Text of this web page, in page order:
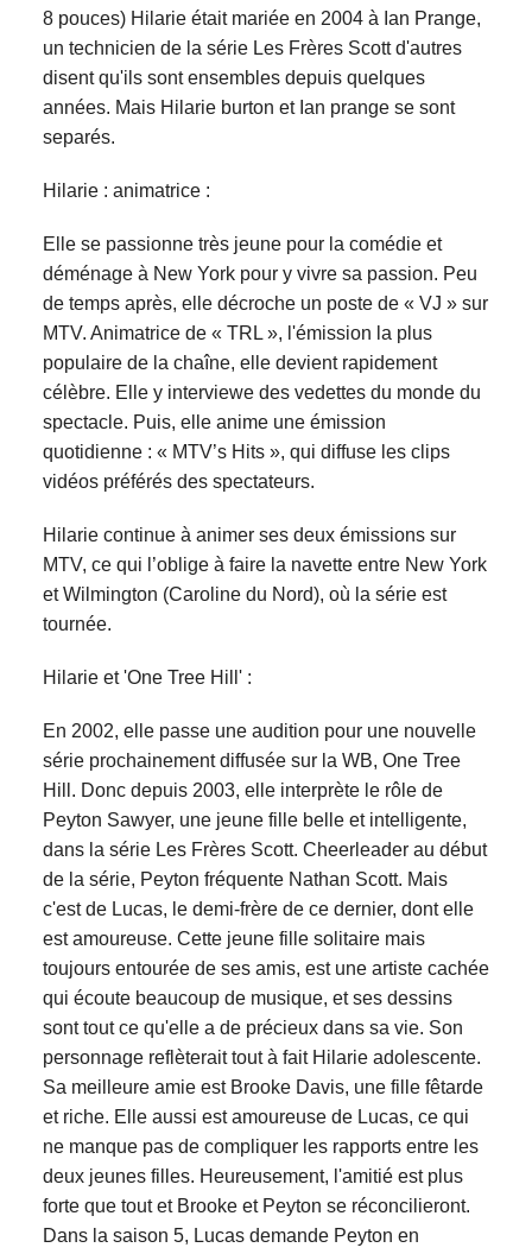
8 pouces) Hilarie était mariée en 2004 à Ian Prange,
un technicien de la série Les Frères Scott d'autres
disent qu'ils sont ensembles depuis quelques
années. Mais Hilarie burton et Ian prange se sont
separés.
Hilarie : animatrice :
Elle se passionne très jeune pour la comédie et
déménage à New York pour y vivre sa passion. Peu
de temps après, elle décroche un poste de « VJ » sur
MTV. Animatrice de « TRL », l'émission la plus
populaire de la chaîne, elle devient rapidement
célèbre. Elle y interviewe des vedettes du monde du
spectacle. Puis, elle anime une émission
quotidienne : « MTV’s Hits », qui diffuse les clips
vidéos préférés des spectateurs.
Hilarie continue à animer ses deux émissions sur
MTV, ce qui l’oblige à faire la navette entre New York
et Wilmington (Caroline du Nord), où la série est
tournée.
Hilarie et 'One Tree Hill' :
En 2002, elle passe une audition pour une nouvelle
série prochainement diffusée sur la WB, One Tree
Hill. Donc depuis 2003, elle interprète le rôle de
Peyton Sawyer, une jeune fille belle et intelligente,
dans la série Les Frères Scott. Cheerleader au début
de la série, Peyton fréquente Nathan Scott. Mais
c'est de Lucas, le demi-frère de ce dernier, dont elle
est amoureuse. Cette jeune fille solitaire mais
toujours entourée de ses amis, est une artiste cachée
qui écoute beaucoup de musique, et ses dessins
sont tout ce qu'elle a de précieux dans sa vie. Son
personnage reflèterait tout à fait Hilarie adolescente.
Sa meilleure amie est Brooke Davis, une fille fêtarde
et riche. Elle aussi est amoureuse de Lucas, ce qui
ne manque pas de compliquer les rapports entre les
deux jeunes filles. Heureusement, l'amitié est plus
forte que tout et Brooke et Peyton se réconcilieront.
Dans la saison 5, Lucas demande Peyton en